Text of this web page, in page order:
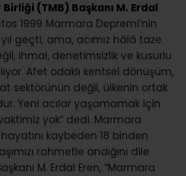
(TMB) Başkanı M. Erdal
1999 Marmara Depremi’nin
geçti; ama, acımız hâlâ taze.
ihmal, denetimsizlik ve kusurlu
Afet odaklı kentsel dönüşüm,
sektörünün değil, ülkenin ortak
Yeni acılar yaşamamak için
yok” dedi. Marmara
kaybeden 18 binden
rahmetle andığını dile
M. Erdal Eren, “Marmara